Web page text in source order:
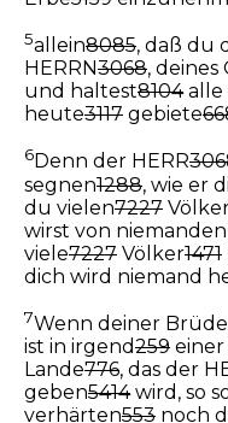
5allein8085, daß du
HERRN3068, deines
und haltest8104alle
heute3117 gebiete
6Denn der HERR
segnen1288, wie er
du vielen7227
wirst von
viele7227 Völker1471
dich wird niemand
7Wenn deiner
ist in irgend259
Lande776, das der
geben5414wird, so
verhärten553 noch